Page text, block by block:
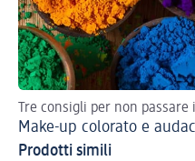
Tre consigli per non passare
Make-up colorato e
Prodotti simili